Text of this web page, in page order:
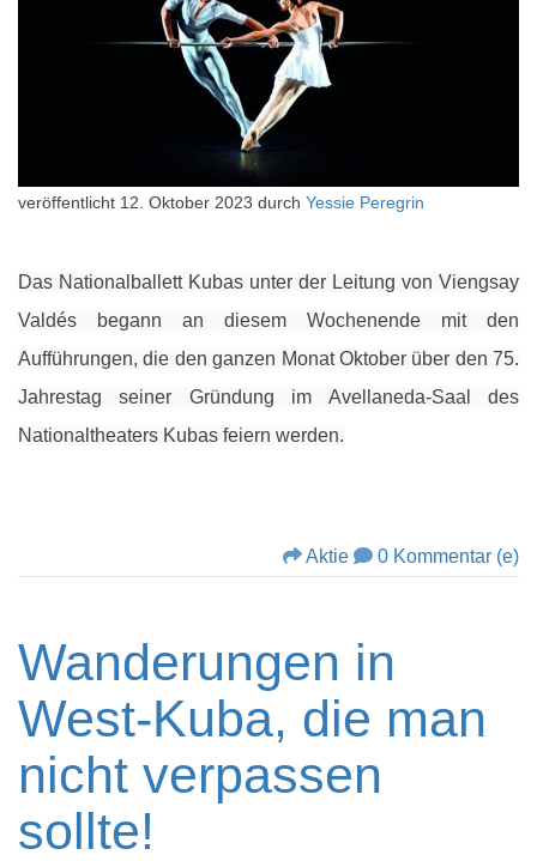
veröffentlicht 12. Oktober 2023 durch Yessie Peregrin
Das Nationalballett Kubas unter der Leitung von Viengsay
Valdés begann an diesem Wochenende mit den
Aufführungen, die den ganzen Monat Oktober über den 75.
Jahrestag seiner Gründung im Avellaneda-Saal des
Nationaltheaters Kubas feiern werden.
Aktie 0 Kommentar (e)
Wanderungen in
West-Kuba, die man
nicht verpassen
sollte!